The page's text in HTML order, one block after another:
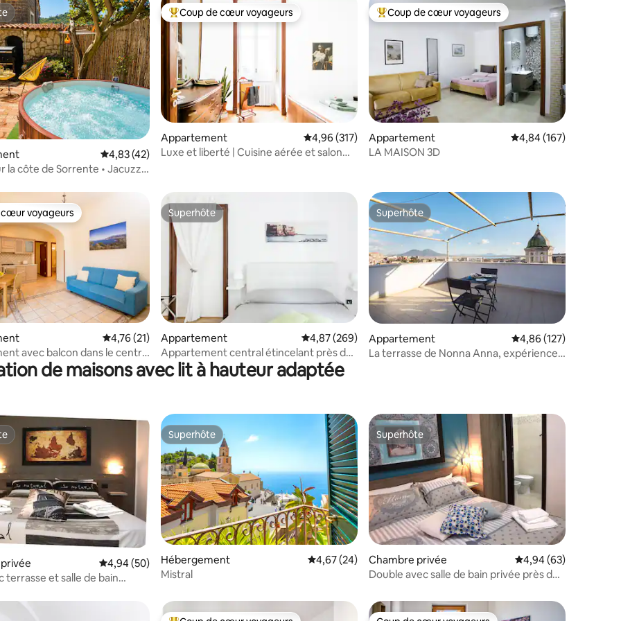
la base de 95 commentaires : 4,87 sur 5
Évaluation moyenne sur la base de 42 commentaires : 4,83 sur 5
4,83 (42)
la côte de Sorrente • Jacuzzi
Coups de cœur voyageurs les plus appréciés
Coup de cœur voyageurs
Appartement Évaluation moyenne sur la base de 317 commentaires : 4,96 sur 5
4,96 (317)
Luxe et liberté | Cuisine aérée et salon
Coups de cœur voyageurs les plus appréciés
Coup de cœur voyageurs
Appartement Évaluation moyenne
4,84 (167)
LA MAISON 3D
base de 271 commentaires : 4,96 sur 5
cœur voyageurs
voyageurs
Évaluation moyenne sur la base de 21 commentaires : 4,76 sur 5
4,76 (21)
avec balcon dans le centre
Superhôte
Superhôte
Appartement Évaluation moyenne sur la base de 269 commentaires : 4,87 sur 5
4,87 (269)
Appartement central étincelant près du
métro et du funiculaire
Superhôte
Superhôte
Appartement Évaluation moyenne
4,86 (127)
La terrasse de Nonna Anna, expérience
de maisons avec lit à hauteur adaptée
base de 768 commentaires : 4,83 sur 5
Évaluation moyenne sur la base de 50 commentaires : 4,94 sur 5
4,94 (50)
terrasse et salle de bain
Superhôte
Superhôte
Hébergement Évaluation moyenne sur la base de 24 commentaires : 4,67 sur 5
4,67 (24)
Mistral
Superhôte
Superhôte
Chambre privée Évaluation moyenne
4,94 (63)
Double avec salle de bain privée près de